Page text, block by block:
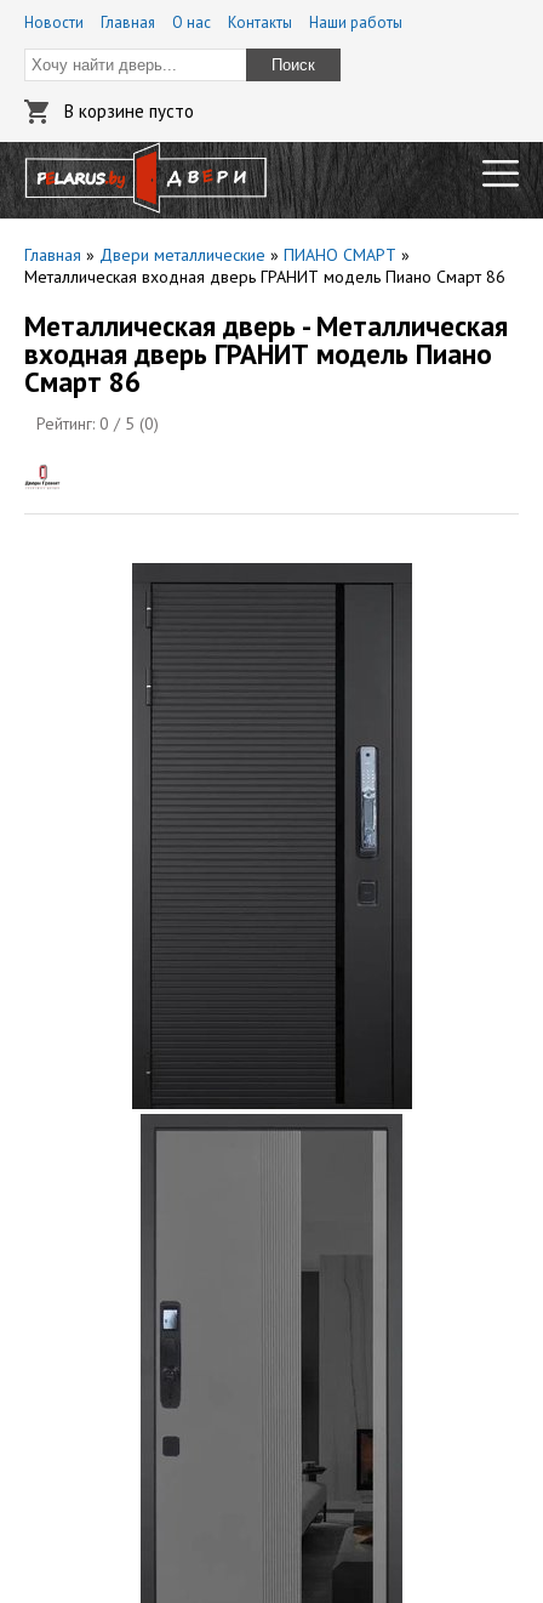
Новости Главная О нас Контакты Наши работы
Поиск
В корзине пусто
Главная » Двери металлические » ПИАНО СМАРТ »
Металлическая входная дверь ГРАНИТ модель Пиано Смарт 86
Металлическая дверь - Металлическая
входная дверь ГРАНИТ модель Пиано
Смарт 86
Рейтинг: 0 / 5 (0)